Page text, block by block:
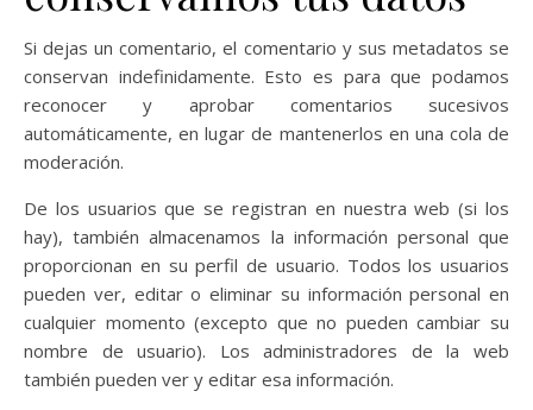
Si dejas un comentario, el comentario y sus metadatos se
conservan indefinidamente. Esto es para que podamos
reconocer y aprobar comentarios sucesivos
automáticamente, en lugar de mantenerlos en una cola de
moderación.
De los usuarios que se registran en nuestra web (si los
hay), también almacenamos la información personal que
proporcionan en su perfil de usuario. Todos los usuarios
pueden ver, editar o eliminar su información personal en
cualquier momento (excepto que no pueden cambiar su
nombre de usuario). Los administradores de la web
también pueden ver y editar esa información.